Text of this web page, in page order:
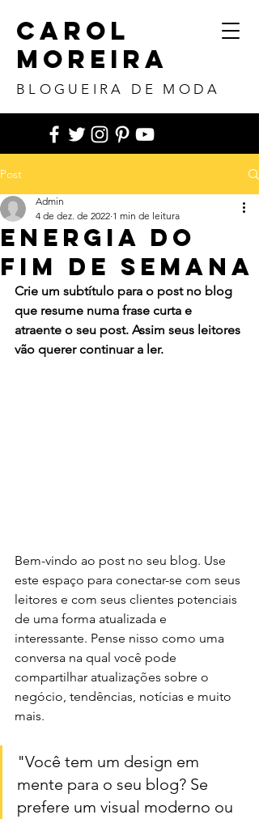
CAROL
MOREIRA
BLOGUEIRA DE MODA
Post
Energia do
Fim de Semana
Admin
4 de dez. de 2022 1 min de leitura
Crie um subtítulo para o post no blog
que resume numa frase curta e
atraente o seu post. Assim seus leitores
vão querer continuar a ler.
Bem-vindo ao post no seu blog. Use
este espaço para conectar-se com seus
leitores e com seus clientes potenciais
de uma forma atualizada e
interessante. Pense nisso como uma
conversa na qual você pode
compartilhar atualizações sobre o
negócio, tendências, notícias e muito
mais.
"Você tem um design em
mente para o seu blog? Se
prefere um visual moderno ou